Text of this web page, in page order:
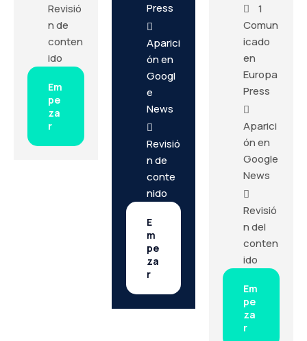
Revisió
n de
conten
ido
Em
pe
za
r
Press
Aparici
ón en
Googl
e
News
Revisió
n de
conte
nido
E
m
pe
za
r
1
Comun
icado
en
Europa
Press
Aparici
ón en
Google
News
Revisió
n del
conten
ido
Em
pe
za
r